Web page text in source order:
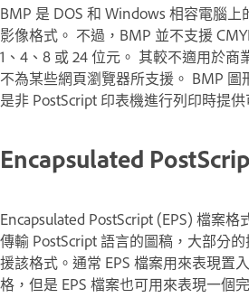
BMP 是 DOS 和 Windows 相容電腦
影像格式。 不過，BMP 並不支援
1、4、8 或 24 位元。 其較不適用於商
不為某些網頁瀏覽器所支援。 BMP
是非 PostScript 印表機進行列印時提
Encapsulated
Encapsulated PostScript (EPS) 檔案
傳輸 PostScript 語言的圖稿，大部分
援該格式。通常 EPS 檔案用來表現置
格，但是 EPS 檔案也可用來表現一個